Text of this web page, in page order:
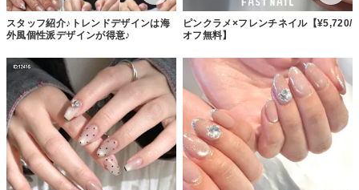
スタッフ紹介♪トレンドデザインは海
外風個性派デザインが得意♪
ピンクラメ×フレンチネイル【¥5,720/
オフ無料】